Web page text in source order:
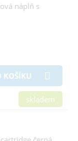
náplň s
KOŠÍKU
skladem